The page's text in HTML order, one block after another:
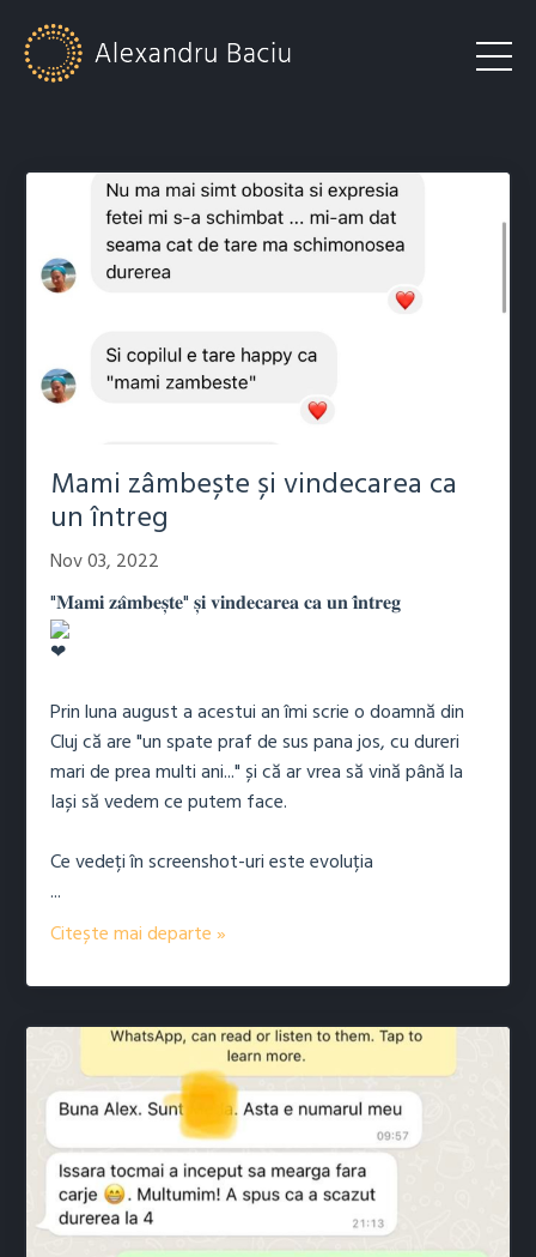
Mami zâmbește și vindecarea ca
un întreg
Nov 03, 2022
"𝐌𝐚𝐦𝐢 𝐳𝐚̂𝐦𝐛𝐞𝐬̦𝐭𝐞" 𝐬̦𝐢 𝐯𝐢𝐧𝐝𝐞𝐜𝐚𝐫𝐞𝐚 𝐜𝐚 𝐮𝐧 𝐢̂𝐧𝐭𝐫𝐞𝐠
Prin luna august a acestui an îmi scrie o doamnă din
Cluj că are "un spate praf de sus pana jos, cu dureri
mari de prea multi ani..." și că ar vrea să vină până la
Iași să vedem ce putem face.
Ce vedeți în screenshot-uri este evoluția
...
Citește mai departe »